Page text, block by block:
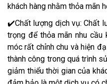
khách hàng nhằm thỏa mãn
✔️Chất lượng dịch vụ: Chất
trọng để thỏa mãn nhu
móc rất chỉnh chu và hiện
thành công trong quá trình
giảm thiểu thời gian của